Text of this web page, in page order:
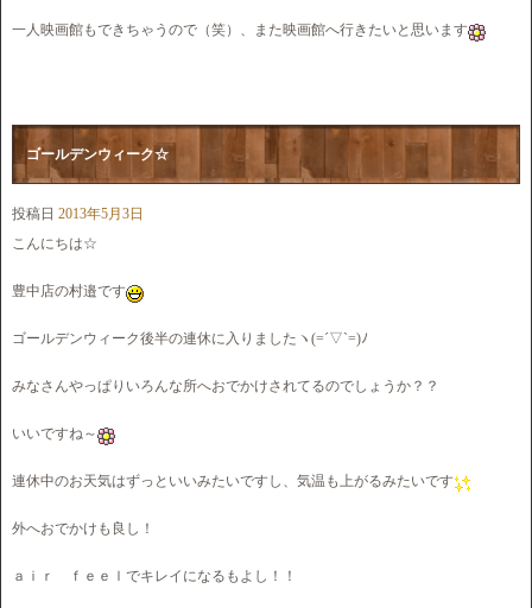
一人映画館もできちゃうので（笑）、また映画館へ行きたいと思います
ゴールデンウィーク☆
投稿日 2013年5月3日
こんにちは☆
豊中店の村邉です
ゴールデンウィーク後半の連休に入りましたヽ(=´▽`=)ﾉ
みなさんやっぱりいろんな所へおでかけされてるのでしょうか？？
いいですね～
連休中のお天気はずっといいみたいですし、気温も上がるみたいです
外へおでかけも良し！
ａｉｒ ｆｅｅｌでキレイになるもよし！！